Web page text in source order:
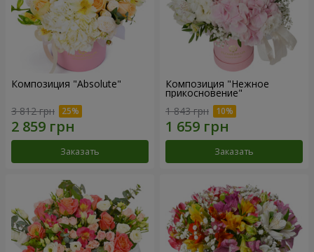
Композиция "Absolute"
3 812 грн
Заказать
Композиция "Нежное
прикосновение"
1 843 грн
Заказать